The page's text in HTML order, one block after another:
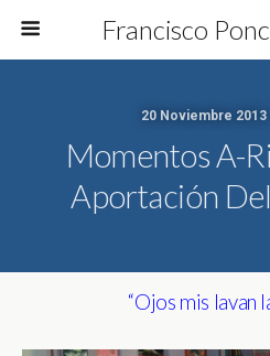
Francisco
20 Noviembre 2013
Momentos A-
Aportación
“Ojos mis lavan